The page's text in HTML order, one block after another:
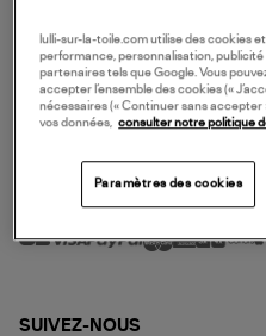
NOS SERVICES
SERVICE CLIENT
MODE DE PAIEMENT
SUIVEZ-NOUS
lulli-sur-la-toile.com utilise des cookies
performance, personnalisation,
partenaires tels que Google. Vous
accepter l’ensemble des cookies («
nécessaires (« Continuer sans accepter
vos données,
consulter notre politique
Paramètres des cookies